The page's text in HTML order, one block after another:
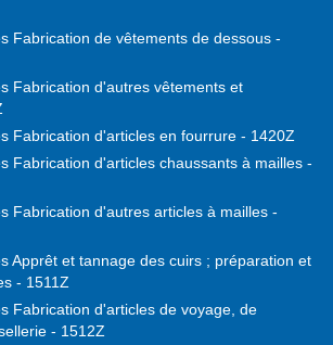
Fabrication de vêtements de dessous -
Fabrication d'autres vêtements et
Fabrication d'articles en fourrure - 1420Z
Fabrication d'articles chaussants à mailles -
Fabrication d'autres articles à mailles -
Apprêt et tannage des cuirs ; préparation et
- 1511Z
Fabrication d'articles de voyage, de
- 1512Z